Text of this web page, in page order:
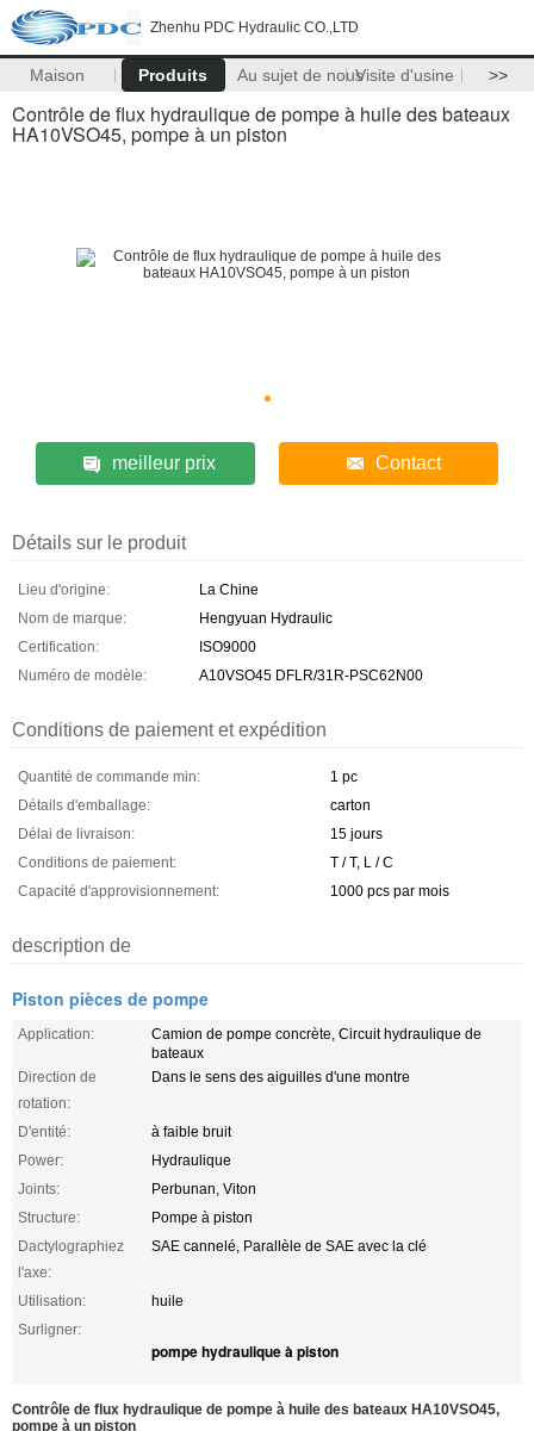
Zhenhu PDC Hydraulic CO.,LTD
Maison Produits Au sujet de nousVisite d'usine >>
Contrôle de flux hydraulique de pompe à huile des bateaux
HA10VSO45, pompe à un piston
meilleur prix Contact
Détails sur le produit
Lieu d'origine:
La Chine
Nom de marque:
Hengyuan Hydraulic
Certification:
ISO9000
Numéro de modèle:
A10VSO45 DFLR/31R-PSC62N00
Conditions de paiement et expédition
Quantité de commande min:
1 pc
Détails d'emballage:
carton
Délai de livraison:
15 jours
Conditions de paiement:
T / T, L / C
Capacité d'approvisionnement:
1000 pcs par mois
description de
Piston pièces de pompe
Application:
Camion de pompe concrète, Circuit hydraulique de
bateaux
Direction de
rotation:
Dans le sens des aiguilles d'une montre
D'entité:
à faible bruit
Power:
Hydraulique
Joints:
Perbunan, Viton
Structure:
Pompe à piston
Dactylographiez
l'axe:
SAE cannelé, Parallèle de SAE avec la clé
Utilisation:
huile
Surligner:
pompe hydraulique à piston
Contrôle de flux hydraulique de pompe à huile des bateaux HA10VSO45,
pompe à un piston